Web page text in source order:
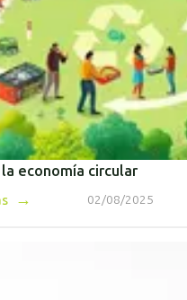
economía circular
02/08/2025
→